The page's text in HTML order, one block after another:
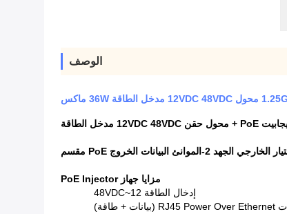
الوصف
مزايا جهاز PoE Injector
إدخال الطاقة 12~48VDC